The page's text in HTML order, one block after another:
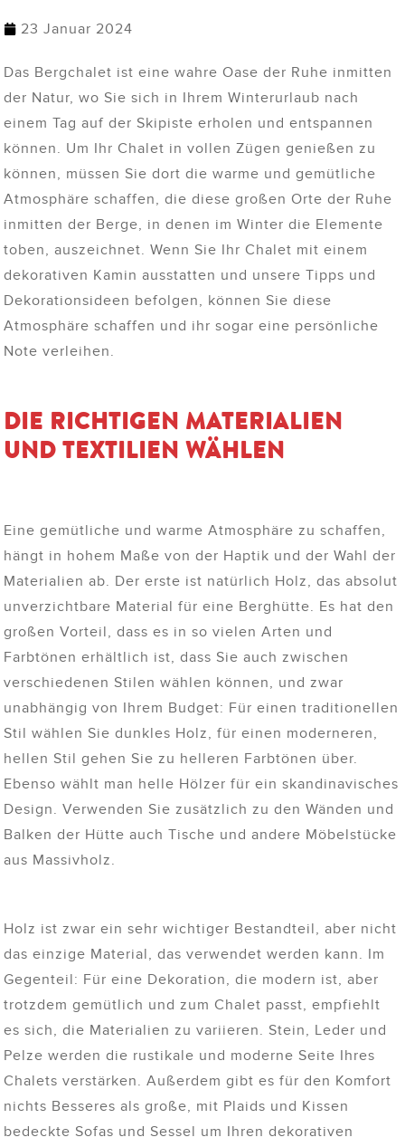
23 Januar 2024
Das Bergchalet ist eine wahre Oase der Ruhe inmitten
der Natur, wo Sie sich in Ihrem Winterurlaub nach
einem Tag auf der Skipiste erholen und entspannen
können. Um Ihr Chalet in vollen Zügen genießen zu
können, müssen Sie dort die warme und gemütliche
Atmosphäre schaffen, die diese großen Orte der Ruhe
inmitten der Berge, in denen im Winter die Elemente
toben, auszeichnet. Wenn Sie Ihr Chalet mit einem
dekorativen Kamin ausstatten und unsere Tipps und
Dekorationsideen befolgen, können Sie diese
Atmosphäre schaffen und ihr sogar eine persönliche
Note verleihen.
DIE RICHTIGEN MATERIALIEN
UND TEXTILIEN WÄHLEN
Eine gemütliche und warme Atmosphäre zu schaffen,
hängt in hohem Maße von der Haptik und der Wahl der
Materialien ab. Der erste ist natürlich Holz, das absolut
unverzichtbare Material für eine Berghütte. Es hat den
großen Vorteil, dass es in so vielen Arten und
Farbtönen erhältlich ist, dass Sie auch zwischen
verschiedenen Stilen wählen können, und zwar
unabhängig von Ihrem Budget: Für einen traditionellen
Stil wählen Sie dunkles Holz, für einen moderneren,
hellen Stil gehen Sie zu helleren Farbtönen über.
Ebenso wählt man helle Hölzer für ein skandinavisches
Design. Verwenden Sie zusätzlich zu den Wänden und
Balken der Hütte auch Tische und andere Möbelstücke
aus Massivholz.
Holz ist zwar ein sehr wichtiger Bestandteil, aber nicht
das einzige Material, das verwendet werden kann. Im
Gegenteil: Für eine Dekoration, die modern ist, aber
trotzdem gemütlich und zum Chalet passt, empfiehlt
es sich, die Materialien zu variieren. Stein, Leder und
Pelze werden die rustikale und moderne Seite Ihres
Chalets verstärken. Außerdem gibt es für den Komfort
nichts Besseres als große, mit Plaids und Kissen
bedeckte Sofas und Sessel um Ihren dekorativen